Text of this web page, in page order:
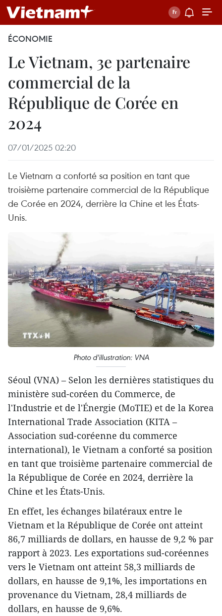
ÉCONOMIE
Le Vietnam, 3e partenaire
commercial de la
République de Corée en
2024
07/01/2025 02:20
Le Vietnam a conforté sa position en tant que
troisième partenaire commercial de la République
de Corée en 2024, derrière la Chine et les États-
Unis.
Photo d'illustration: VNA
Séoul (VNA) – Selon les dernières statistiques du
ministère sud-coréen du Commerce, de
l'Industrie et de l'Énergie (MoTIE) et de la Korea
International Trade Association (KITA –
Association sud-coréenne du commerce
international), le Vietnam a conforté sa position
en tant que troisième partenaire commercial de
la République de Corée en 2024, derrière la
Chine et les États-Unis.
En effet, les échanges bilatéraux entre le
Vietnam et la République de Corée ont atteint
86,7 milliards de dollars, en hausse de 9,2 % par
rapport à 2023. Les exportations sud-coréennes
vers le Vietnam ont atteint 58,3 milliards de
dollars, en hausse de 9,1%, les importations en
provenance du Vietnam, 28,4 milliards de
dollars, en hausse de 9,6%.